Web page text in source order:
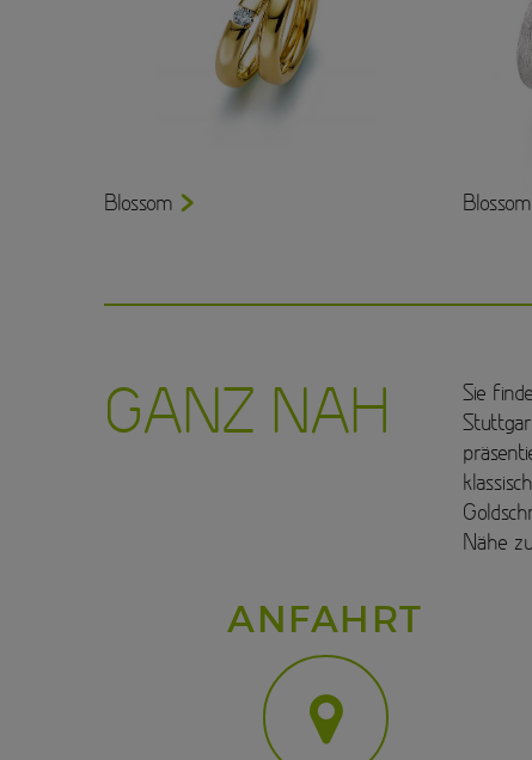
Blossom Blossom
GANZ NAH
Sie
Nähe
ANFAHRT